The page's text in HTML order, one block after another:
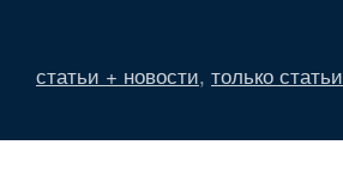
статьи + новости, только статьи